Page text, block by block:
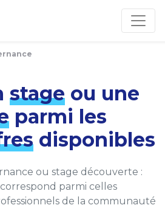
stage ou une
parmi les
disponibles
ou stage découverte :
parmi celles
de la communauté
cookies